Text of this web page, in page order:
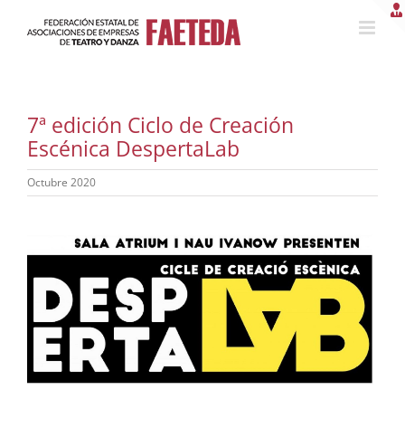
7ª edición Ciclo de Creación
Escénica DespertaLab
Octubre 2020